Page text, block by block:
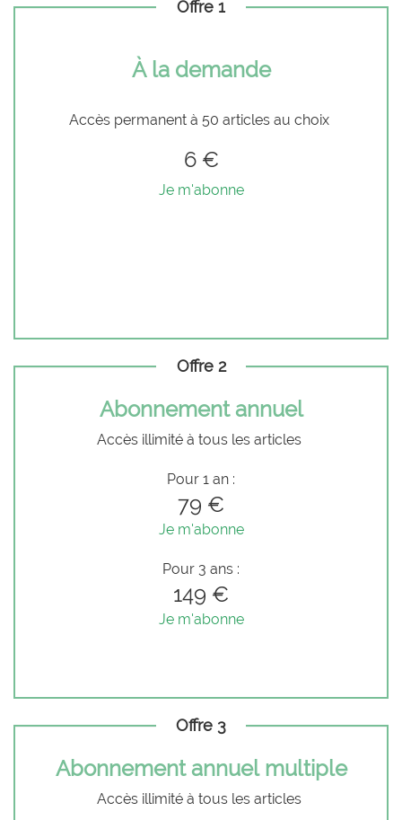
Offre 1
À la demande
Accès permanent à 50 articles au choix
6 €
Je m'abonne
Offre 2
Abonnement annuel
Accès illimité à tous les articles
Pour 1 an :
79 €
Je m'abonne
Pour 3 ans :
149 €
Je m'abonne
Offre 3
Abonnement annuel multiple
Accès illimité à tous les articles